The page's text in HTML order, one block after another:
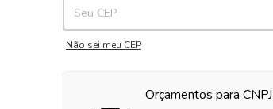
Não sei meu CEP
Orçamentos para